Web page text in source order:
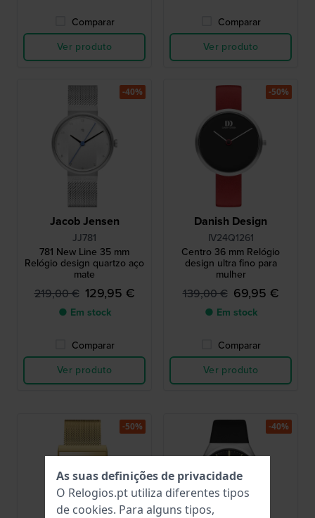
Comparar
Ver produto
Comparar
Ver produto
Jacob Jensen
JJ781
781 New Line 35 mm
Relógio design quartzo aço
mate
219,00 € 129,95 €
● Em stock
Comparar
Ver produto
-40%
Danish Design
IV24Q1261
Centro 36 mm Relógio
design ultra fino para
mulher
139,00 € 69,95 €
● Em stock
Comparar
Ver produto
-50%
-50% -40%
As suas definições de privacidade
O Relogios.pt utiliza diferentes tipos
de cookies. Para alguns tipos,